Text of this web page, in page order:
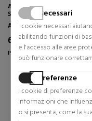
Necessari
I cookie necessari
abilitando funzioni di
e l'accesso alle aree
può funzionare
Preferenze
I cookie di preferenze
informazioni che
o si presenta, come la
ANELLO A FASCIA LUCIDA
SOVRAPPOSTA 193149C01
Anelli
68,00 € 15% Sconto
Prezzo originale 80,00 €